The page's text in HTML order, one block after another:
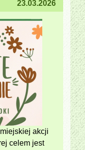
23.03.2026
miejskiej akcji
celem jest